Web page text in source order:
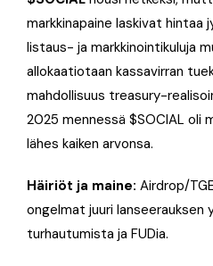
markkinapaine laskivat hintaa
listaus- ja markkinointikuluja
allokaatiotaan kassavirran
mahdollisuus treasury-
2025 mennessä $SOCIAL oli
lähes kaiken arvonsa.
Häiriöt ja maine: Airdrop/
ongelmat juuri
turhautumista ja FUDia.